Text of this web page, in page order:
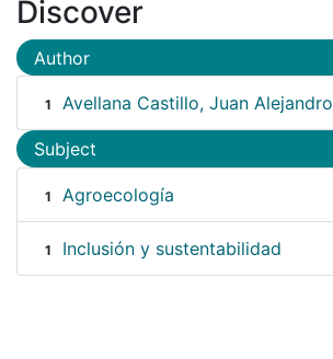
Discover
Author
1 Avellana Castillo, Juan Alejandro
Subject
1 Agroecología
1 Inclusión y sustentabilidad